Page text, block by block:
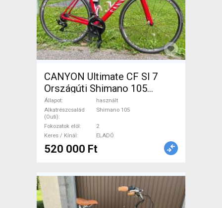
CANYON Ultimate CF Sl 7
Országúti Shimano 105
patkófék használt ELADÓ
Állapot
használt
Alkatrészcsalád
(Outi)
Shimano 105
Fokozatok elöl
2
Keres / Kínál
ELADÓ
520 000 Ft